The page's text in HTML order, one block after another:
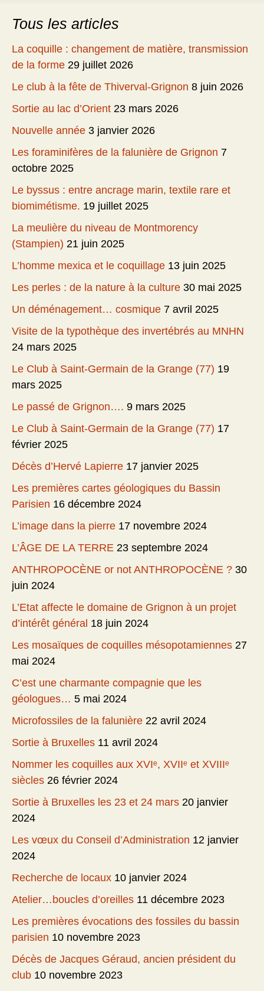
Tous les articles
La coquille : changement de matière, transmission
de la forme 29 juillet 2026
Le club à la fête de Thiverval-Grignon 8 juin 2026
Sortie au lac d’Orient 23 mars 2026
Nouvelle année 3 janvier 2026
Les foraminifères de la falunière de Grignon 7
octobre 2025
Le byssus : entre ancrage marin, textile rare et
biomimétisme. 19 juillet 2025
La meulière du niveau de Montmorency
(Stampien) 21 juin 2025
L’homme mexica et le coquillage 13 juin 2025
Les perles : de la nature à la culture 30 mai 2025
Un déménagement… cosmique 7 avril 2025
Visite de la typothèque des invertébrés au MNHN
24 mars 2025
Le Club à Saint-Germain de la Grange (77) 19
mars 2025
Le passé de Grignon…. 9 mars 2025
Le Club à Saint-Germain de la Grange (77) 17
février 2025
Décès d’Hervé Lapierre 17 janvier 2025
Les premières cartes géologiques du Bassin
Parisien 16 décembre 2024
L’image dans la pierre 17 novembre 2024
L’ÂGE DE LA TERRE 23 septembre 2024
ANTHROPOCÈNE or not ANTHROPOCÈNE ? 30
juin 2024
L’Etat affecte le domaine de Grignon à un projet
d’intérêt général 18 juin 2024
Les mosaïques de coquilles mésopotamiennes 27
mai 2024
C’est une charmante compagnie que les
géologues… 5 mai 2024
Microfossiles de la falunière 22 avril 2024
Sortie à Bruxelles 11 avril 2024
Nommer les coquilles aux XVIᵉ, XVIIᵉ et XVIIIᵉ
siècles 26 février 2024
Sortie à Bruxelles les 23 et 24 mars 20 janvier
2024
Les vœux du Conseil d’Administration 12 janvier
2024
Recherche de locaux 10 janvier 2024
Atelier…boucles d’oreilles 11 décembre 2023
Les premières évocations des fossiles du bassin
parisien 10 novembre 2023
Décès de Jacques Géraud, ancien président du
club 10 novembre 2023